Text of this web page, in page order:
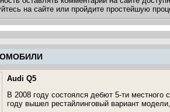
на сайте или пройдите простейшую
Audi Q5
В 2008 году состоялся дебют 5-ти местного
году вышел рестайлинговый вариант